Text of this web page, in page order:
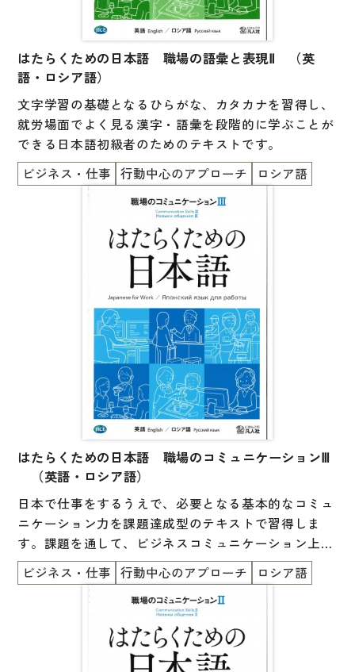
はたらくための日本語 職場の語彙と表現Ⅱ （英
語・ロシア語）
文字学習の基礎となるひらがな、カタカナを習得し、
就労場面でよく見る漢字・語彙を段階的に学ぶことが
できる日本語初級者のためのテキストです。
ビジネス・仕事 行動中心のアプローチ ロシア語
はたらくための日本語 職場のコミュニケーションⅢ
（英語・ロシア語）
日本で仕事をするうえで、必要となる基本的なコミュ
ニケーション力を課題達成型のテキストで習得しま
す。課題を通して、ビジネスコミュニケーション上の
マナーや暗黙のルールを考える機会を提供します。
ビジネス・仕事 行動中心のアプローチ ロシア語